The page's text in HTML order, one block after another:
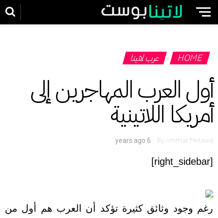
HOME
› عرب لاتينا
أول العرب المهاجرين إلى
أمريكا اللاتينية
ByAmmar Metawa
-
6 years ago
[right_sidebar]
رغم وجود وثائق كثيرة تؤكد أن العرب هم أول من